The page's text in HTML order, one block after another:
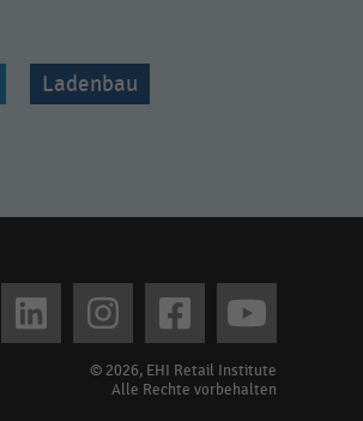
Ladenbau
© 2026, EHI Retail Institute
Alle Rechte vorbehalten